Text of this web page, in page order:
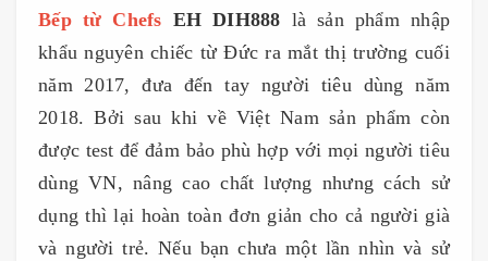
Bếp từ Chefs EH DIH888 là sản phẩm nhập
khẩu nguyên chiếc từ Đức ra mắt thị trường cuối
năm 2017, đưa đến tay người tiêu dùng năm
2018. Bởi sau khi về Việt Nam sản phẩm còn
được test để đảm bảo phù hợp với mọi người tiêu
dùng VN, nâng cao chất lượng nhưng cách sử
dụng thì lại hoàn toàn đơn giản cho cả người già
và người trẻ. Nếu bạn chưa một lần nhìn và sử